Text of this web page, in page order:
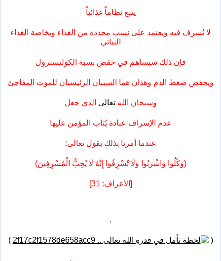
يتبع نظاماً غذائياً
لا يُسرف فيه ويعتمد على نسب محددة من الغذاء وبخاصة الغذاء
النباتي
فإن ذلك سيساهم في خفض نسبة الكوليسترول
ويخفض ضغط الدم وهذان هما السببان الرئيسيان للموت المفاجئ
وسبحان اللهتعالى الذي جعل
عدم الإسراف عبادة يُثاب المؤمن عليها
عندما أمرنا بذلك بقول تعالى:
(وَكُلُوا وَاشْرَبُوا وَلَا تُسْرِفُوا إِنَّهُ لَا يُحِبُّ الْمُسْرِفِينَ)
[الأعراف: 31]
.
(
)